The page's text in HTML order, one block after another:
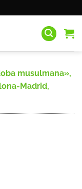
musulmana»,
Madrid,